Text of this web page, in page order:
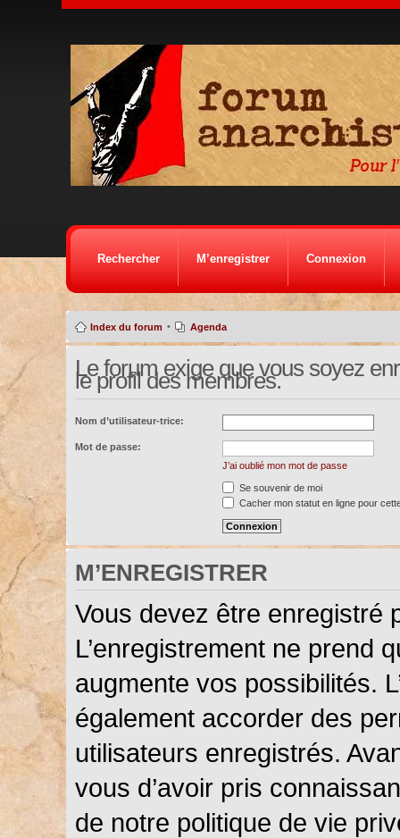
Rechercher M’enregistrer Connexion
Index du forum • Agenda
Le forum exige que vous soyez
le profil des membres.
Nom d’utilisateur-trice:
Mot de passe:
J’ai oublié mon mot de passe
Se souvenir de moi
Cacher mon statut en ligne pour
M’ENREGISTRER
Vous devez être enregistré
L’enregistrement ne prend
augmente vos possibilités.
également accorder des
utilisateurs enregistrés.
vous d’avoir pris
de notre politique de vie